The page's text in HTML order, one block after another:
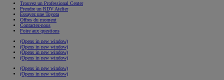
Trouvez un Professional Center
Prendre un RDV Atelier
Essayez une Toyota
Offres du moment
Contactez-nous
Foire aux questions
(Opens in new window)
(Opens in new window)
(Opens in new window)
(Opens in new window)
(Opens in new window)
(Opens in new window)